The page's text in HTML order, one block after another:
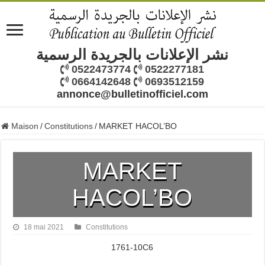
نشر الإعلانات بالجريدة الرسمية
0522473774
0522277181
0664142648
0693512159
annonce@bulletinofficiel.com
Maison / Constitutions / MARKET HACOL’BO
MARKET
HACOL’BO
18 mai 2021 Constitutions
1761-10C6